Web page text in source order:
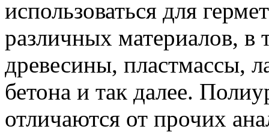
использоваться для
различных материалов, в
древесины, пластмассы,
бетона и так далее.
отличаются от прочих